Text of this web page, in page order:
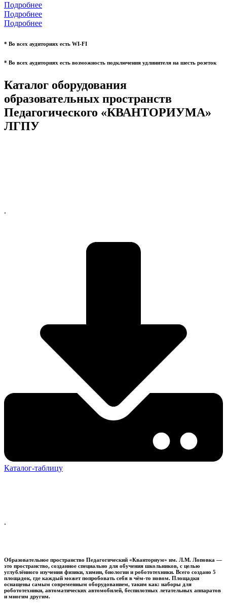
Подробнее
Подробнее
Подробнее
* Во всех аудиториях есть WI-FI
* Во всех аудиториях есть возможность подключения удлинителя на шесть розеток
Каталог оборудования
образовательных пространств
Педагогического «КВАНТОРИУМА»
ЛГПУ
.
Каталог-таблицу
.
Образовательное пространство Педагогический «Кванториум» им. Л.М. Лоповка —
это пространство, созданное специально для обучения школьников, с целью
углублённого изучения физики, химии, биологии и робототехники. Всего создано 5
площадок, где каждый может попробовать себя в чём-то новом. Площадки
оснащены самым современным оборудованием, таким как: наборы для
робототехники, автоматических автомобилей, беспилотных летательных аппаратов
и многим другим.